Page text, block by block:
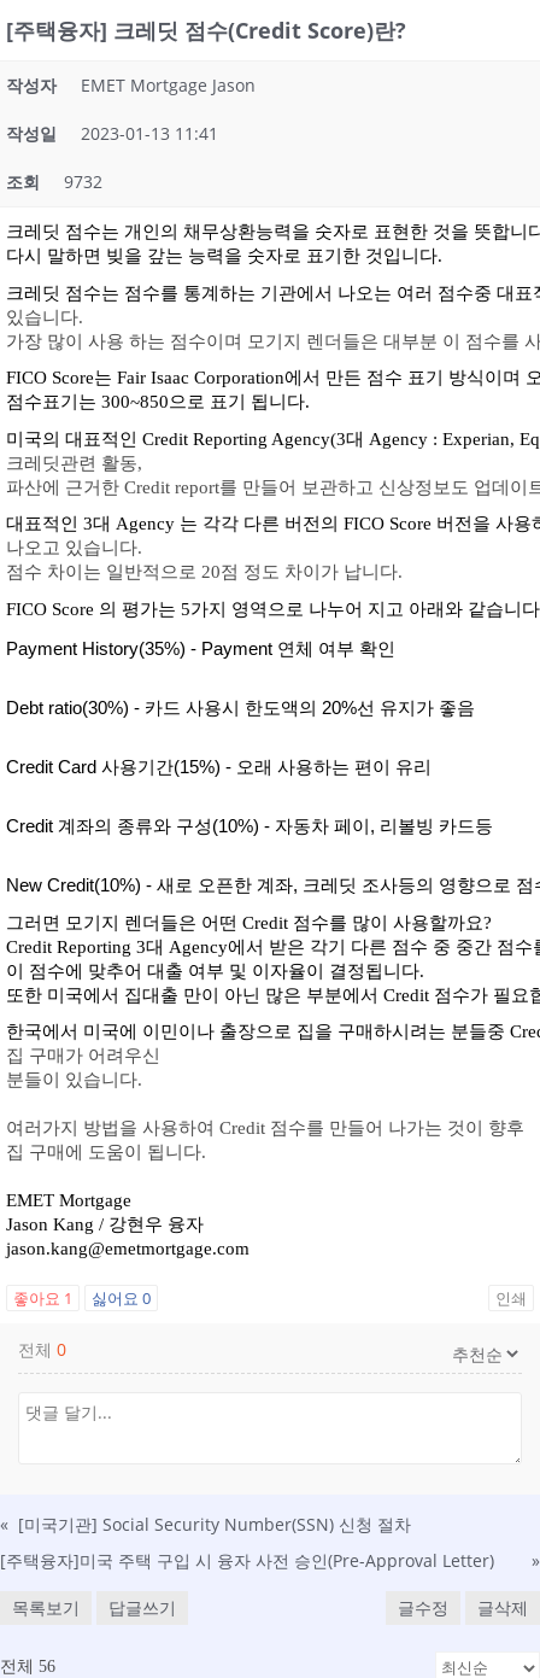
[주택융자] 크레딧 점수(Credit Score)란?
작성자 EMET Mortgage Jason
작성일 2023-01-13 11:41
조회 9732
크레딧 점수는 개인의 채무상환능력을 숫자로 표현한 것을 뜻합니
다시 말하면 빚을 갚는 능력을 숫자로 표기한 것입니다.
크레딧 점수는 점수를 통계하는 기관에서 나오는 여러 점수중 대
있습니다.
가장 많이 사용 하는 점수이며 모기지 렌더들은 대부분 이 점수를
FICO Score는 Fair Isaac Corporation에서 만든 점수 표기 방식이며
점수표기는 300~850으로 표기 됩니다.
미국의 대표적인 Credit Reporting Agency(3대 Agency : Experian,
크레딧관련 활동,
파산에 근거한 Credit report를 만들어 보관하고 신상정보도 업데
대표적인 3대 Agency 는 각각 다른 버전의 FICO Score 버전을 사
나오고 있습니다.
점수 차이는 일반적으로 20점 정도 차이가 납니다.
FICO Score 의 평가는 5가지 영역으로 나누어 지고 아래와 같습니
Payment History(35%) - Payment 연체 여부 확인
Debt ratio(30%) - 카드 사용시 한도액의 20%선 유지가 좋음
Credit Card 사용기간(15%) - 오래 사용하는 편이 유리
Credit 계좌의 종류와 구성(10%) - 자동차 페이, 리볼빙 카드등
New Credit(10%) - 새로 오픈한 계좌, 크레딧 조사등의 영향으로 점
그러면 모기지 렌더들은 어떤 Credit 점수를 많이 사용할까요?
Credit Reporting 3대 Agency에서 받은 각기 다른 점수 중 중간 점
이 점수에 맞추어 대출 여부 및 이자율이 결정됩니다.
또한 미국에서 집대출 만이 아닌 많은 부분에서 Credit 점수가 필요
한국에서 미국에 이민이나 출장으로 집을 구매하시려는 분들중
집 구매가 어려우신
분들이 있습니다.
여러가지 방법을 사용하여 Credit 점수를 만들어 나가는 것이 향후
집 구매에 도움이 됩니다.
EMET Mortgage
Jason Kang / 강현우 융자
jason.kang@emetmortgage.com
좋아요 1 싫어요 0 인쇄
전체 0
« [미국기관] Social Security Number(SSN) 신청 절차
[주택융자]미국 주택 구입 시 융자 사전 승인(Pre-Approval Letter)
»
목록보기 답글쓰기 글수정 글삭제
전체 56